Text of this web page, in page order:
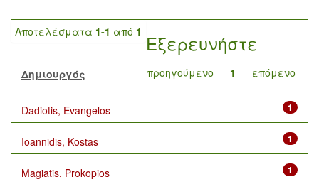
Αποτελέσματα 1-1 από 1
προηγούμενο 1 επόμενο
Εξερευνήστε
Δημιουργός
1
Dadiotis, Evangelos
1
Ioannidis, Kostas
1
Magiatis, Prokopios